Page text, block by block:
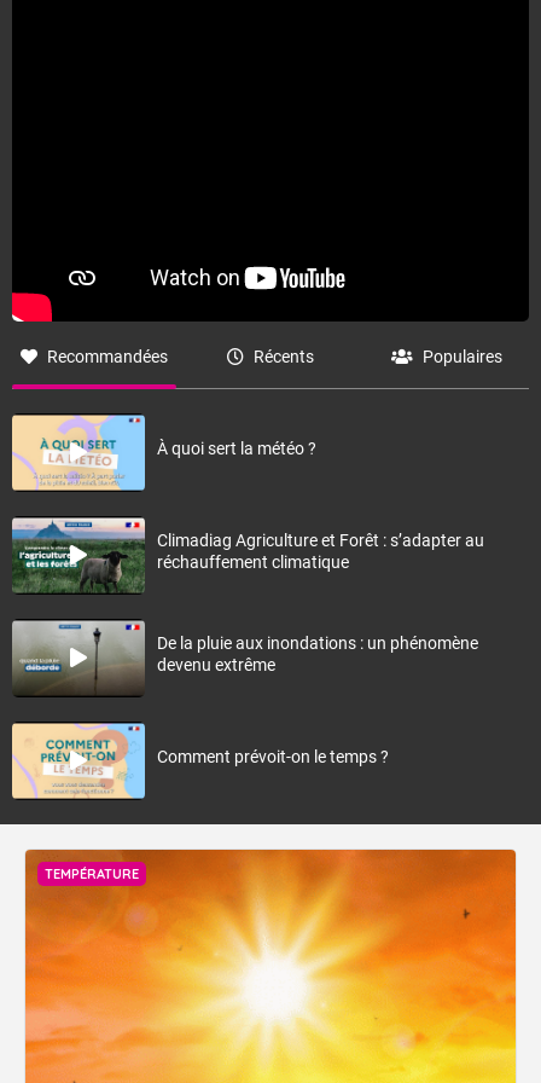
Recommandées Récents Populaires
À quoi sert la météo ?
Climadiag Agriculture et Forêt : s’adapter au
réchauffement climatique
De la pluie aux inondations : un phénomène
devenu extrême
Comment prévoit-on le temps ?
TEMPÉRATURE